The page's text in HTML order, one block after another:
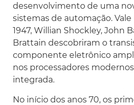
desenvolvimento de uma
sistemas de automação.
1947, Willian Shockley, John
Brattain descobriram o
componente eletrônico
nos processadores
integrada.
No início dos anos 70, os